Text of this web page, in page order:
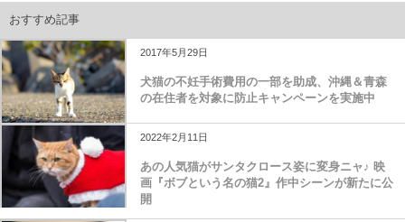
おすすめ記事
2017年5月29日
犬猫の不妊手術費用の一部を助成、沖縄＆青森
の在住者を対象に防止キャンペーンを実施中
2022年2月11日
あの人気猫がサンタクロース姿に変身ニャ♪ 映
画『ボブという名の猫2』作中シーンが新たに公
開